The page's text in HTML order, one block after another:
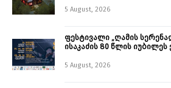
5 August, 2026
ფესტივალი „ღამის
ისაკაძის 80 წლის იუბილეს
5 August, 2026